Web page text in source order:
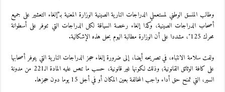
وطالب المنسق الوطني لمستعملي الدراجات النارية الصينية الوزارة المعنية بـ”إلغاء التعشير على جميع
أصحاب الدراجات الصينية، وكذا إلغاء رخصة السياقة لكل الدراجات التي تتوفر على أسطوانة
محرك 125″، مشددا على أن الوزارة مطالبة اليوم بحل هذه الإشكالية.
ولفت سلامة الانتباه، في تصريحه أيضا، إلى ضرورة إلغاء حجز الدراجات النارية التي يتوفر أصحابها
على كافة الوثائق القانونية؛ وذلك لكونها غير قانونية، حسب ما تنص عليه المادة الـ221 من مدونة
السير، التي تمنح حق أداء واجب المخالفة بعين المكان أو في أجل 15 يوما دون حجزها.